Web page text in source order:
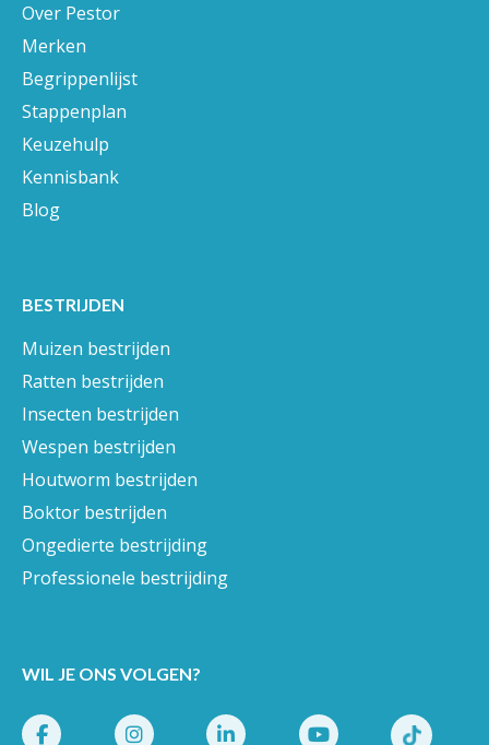
Over Pestor
Merken
Begrippenlijst
Stappenplan
Keuzehulp
Kennisbank
Blog
BESTRIJDEN
Muizen bestrijden
Ratten bestrijden
Insecten bestrijden
Wespen bestrijden
Houtworm bestrijden
Boktor bestrijden
Ongedierte bestrijding
Professionele bestrijding
WIL JE ONS VOLGEN?